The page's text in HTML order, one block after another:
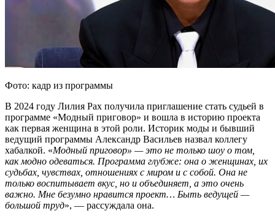
Фото: кадр из программы
В 2024 году Лилия Рах получила приглашение стать судьей в
программе «Модный приговор» и вошла в историю проекта
как первая женщина в этой роли. Историк моды и бывший
ведущий программы Александр Васильев назвал коллегу
хабалкой. «Модный приговор» — это не только шоу о том,
как модно одеваться. Программа глубже: она о женщинах, их
судьбах, чувствах, отношениях с миром и с собой. Она не
только воспитывает вкус, но и объединяет, а это очень
важно. Мне безумно нравится проект… Быть ведущей —
большой труд», — рассуждала она.